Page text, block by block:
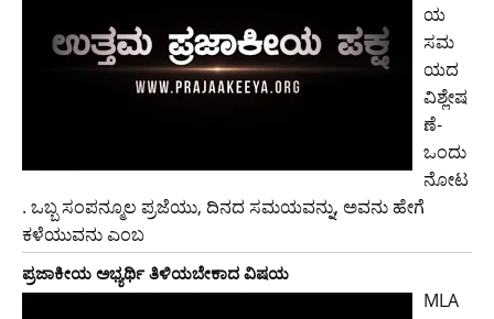
ಯ
ಸಮ
ಯದ
ವಿಶ್ಲೇಷ
ಣೆ-
ಒಂದು
ನೋಟ
. ಒಬ್ಬ ಸಂಪನ್ಮೂಲ ಪ್ರಜೆಯು, ದಿನದ ಸಮಯವನ್ನು, ಅವನು ಹೇಗೆ
ಕಳೆಯುವನು ಎಂಬ
ಪ್ರಜಾಕೀಯ ಅಭ್ಯರ್ಥಿ ತಿಳಿಯಬೇಕಾದ ವಿಷಯ
MLA